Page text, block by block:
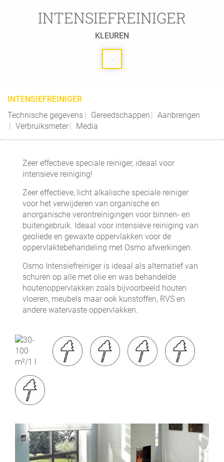
INTENSIEFREINIGER
KLEUREN
INTENSIEFREINIGER
Technische gegevens
Gereedschappen
Aanbrengen
Verbruiksmeter
Media
Zeer effectieve speciale reiniger, ideaal voor
intensieve reiniging!
Zeer effectieve, licht alkalische speciale reiniger
voor het verwijderen van organische en
anorganische verontreinigingen voor binnen- en
buitengebruik. Ideaal voor intensieve reiniging van
geoliede en gewaxte oppervlakken voor de
oppervlaktebehandeling met Osmo afwerkingen.
Osmo Intensiefreiniger is ideaal als alternatief van
schuren op alle met olie en was behandelde
houtenoppervlakken zoals bijvoorbeeld houten
vloeren, meubels maar ook kunstoffen, RVS en
andere watervaste oppervlakken.